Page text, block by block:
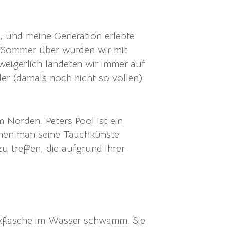
meine Generation erlebte
über wurden wir mit
landeten wir immer auf
(damals noch nicht so vollen)
Norden. Peters Pool ist ein
man seine Tauchkünste
treffen, die aufgrund ihrer
im Wasser schwamm. Sie